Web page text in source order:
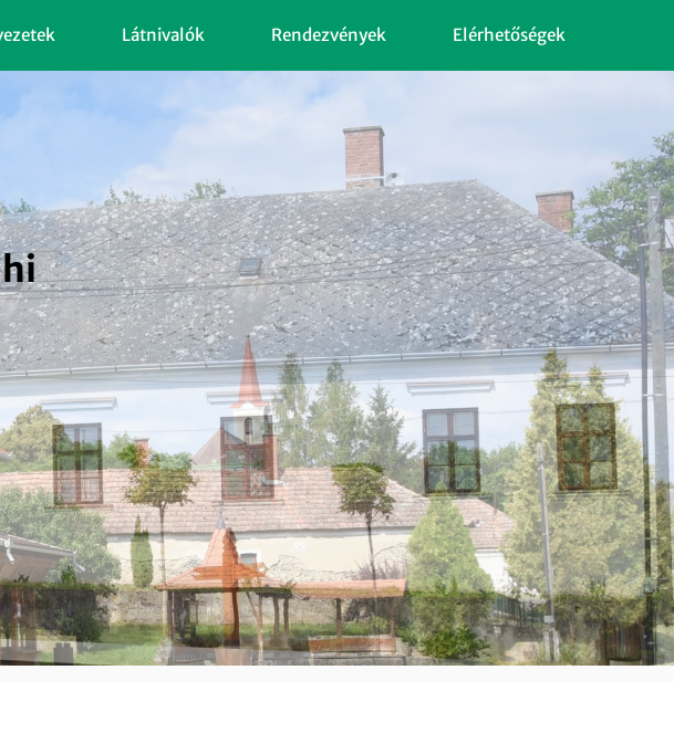
Látnivalók Rendezvények Elérhetőségek